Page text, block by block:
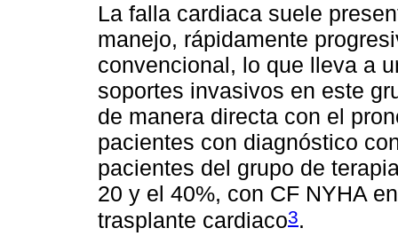
La falla cardiaca suele
manejo, rápidamente
convencional, lo que lleva a
soportes invasivos en este
de manera directa con el
pacientes con diagnóstico
pacientes del grupo de
20 y el 40%, con CF NYHA
trasplante cardiaco3.